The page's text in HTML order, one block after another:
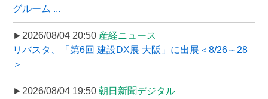
グルーム ...
►2026/08/04 20:50 産経ニュース
リバスタ、「第6回 建設DX展 大阪」に出展＜8/26～28
＞
►2026/08/04 19:50 朝日新聞デジタル